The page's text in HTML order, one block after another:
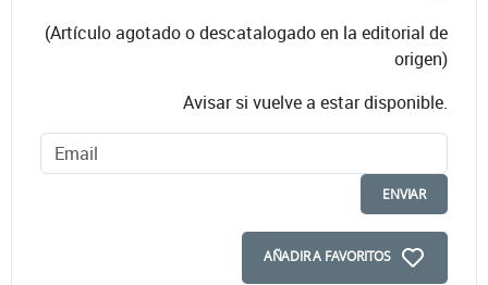
(Artículo agotado o descatalogado en la editorial de
origen)
Avisar si vuelve a estar disponible.
ENVIAR
AÑADIR A FAVORITOS